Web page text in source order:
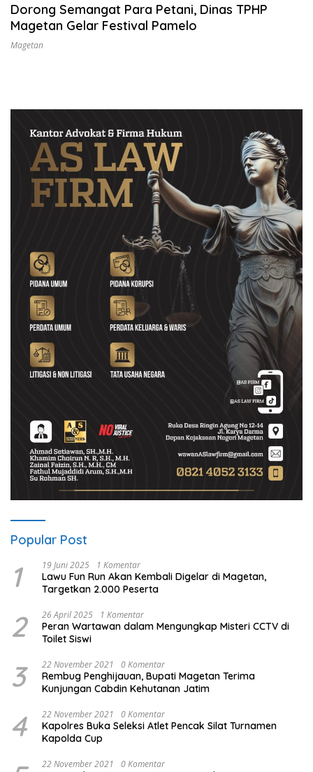
Dorong Semangat Para Petani, Dinas TPHP
Magetan Gelar Festival Pamelo
Magetan
Popular Post
1 19 Juni 2025 1 Komentar
Lawu Fun Run Akan Kembali Digelar di Magetan,
Targetkan 2.000 Peserta
2 26 April 2025 1 Komentar
Peran Wartawan dalam Mengungkap Misteri CCTV di
Toilet Siswi
3 22 November 2021 0 Komentar
Rembug Penghijauan, Bupati Magetan Terima
Kunjungan Cabdin Kehutanan Jatim
4 22 November 2021 0 Komentar
Kapolres Buka Seleksi Atlet Pencak Silat Turnamen
Kapolda Cup
22 November 2021 0 Komentar